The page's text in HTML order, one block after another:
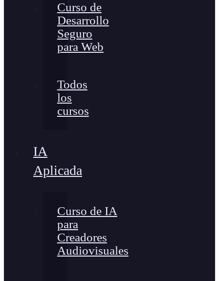
Curso de
Desarrollo
Seguro
para Web
Todos
los
cursos
IA
Aplicada
Curso de IA
para
Creadores
Audiovisuales